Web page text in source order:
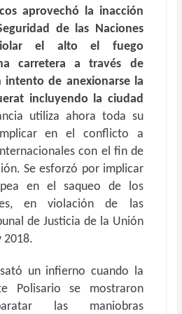
aprovechó la inacción
de las Naciones
el alto el fuego
carretera a través de
de anexionarse la
incluyendo la ciudad
utiliza ahora toda su
en el conflicto a
con el fin de
Se esforzó por implicar
en el saqueo de los
en violación de las
de Justicia de la Unión
2018.
un infierno cuando la
Polisario se mostraron
las maniobras